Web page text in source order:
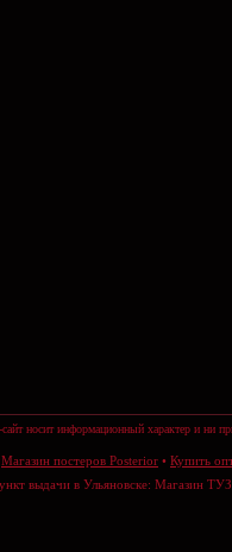
носит информационный характер и
Магазин постеров Posterior • Купить
выдачи в Ульяновске: Магазин